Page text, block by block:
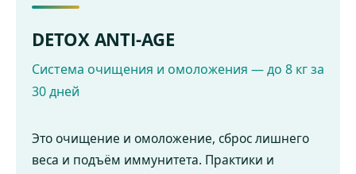
DETOX ANTI-AGE
Система очищения и омоложения — до 8 кг за
30 дней
Это очищение и омоложение, сброс лишнего
веса и подъём иммунитета. Практики и